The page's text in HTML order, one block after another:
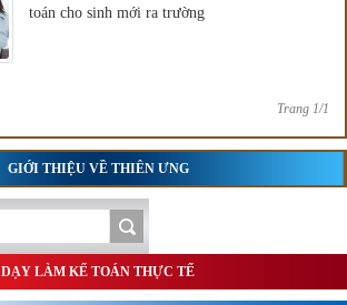
toán cho sinh mới ra trường
Trang 1/1
GIỚI THIỆU VỀ THIÊN ƯNG
DẠY LÀM KẾ TOÁN THỰC TẾ